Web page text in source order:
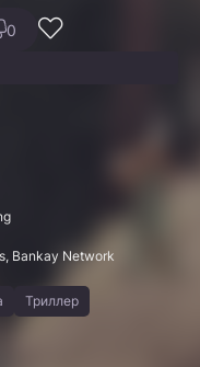
0
Bankay Network
Триллер